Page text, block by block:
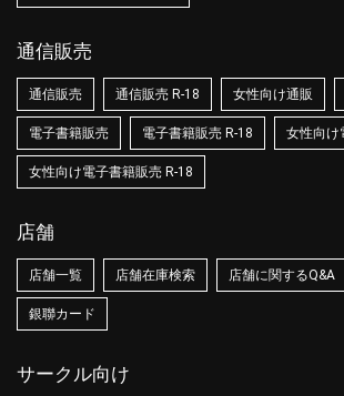
通信販売
通信販売 通信販売 R-18 女性向け通販
電子書籍販売 電子書籍販売 R-18 女性向け
女性向け電子書籍販売 R-18
店舗
店舗一覧 店舗在庫検索 店舗に関するQ&A
銀聯カード
サークル向け